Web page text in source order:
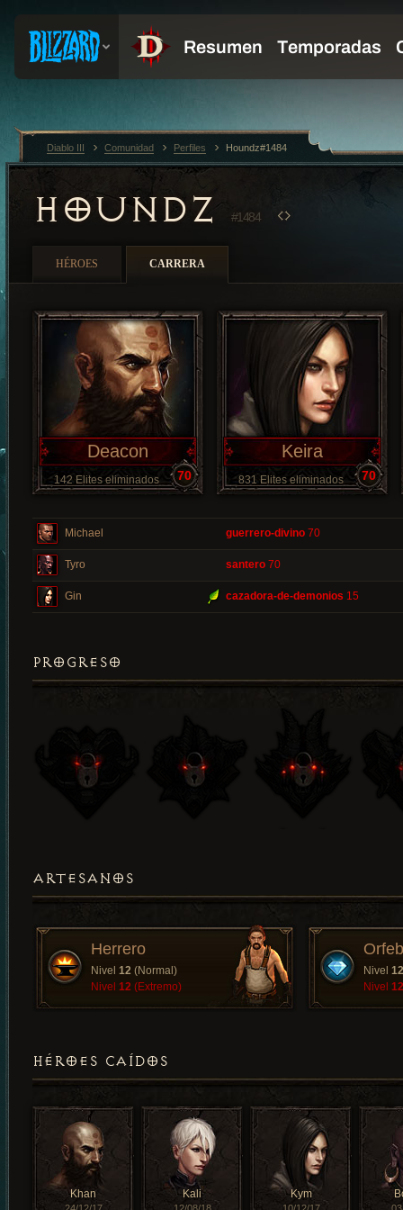
HOUNDZ #1484
HÉROES CARRERA
Deacon
142 Elites eliminados 70
Keira
831 Elites eliminados 70
Michael guerrero-divino 70
Tyro santero 70
Gin cazadora-de-demonios 15
PROGRESO
ARTESANOS
Herrero
Nivel 12 (Normal)
Nivel 12 (Extremo)
Nivel 12
Nivel 12
HÉROES CAÍDOS
Khan Kali Kym
Diablo III Comunidad Perfiles Houndz#1484